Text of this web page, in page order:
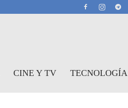
CINE Y TV TECNOLOGÍA